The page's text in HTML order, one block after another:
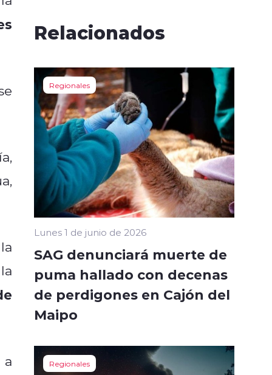
a
Relacionados
Regionales
Lunes 1 de junio de 2026
SAG denunciará muerte de
puma hallado con decenas
de perdigones en Cajón del
Maipo
Regionales